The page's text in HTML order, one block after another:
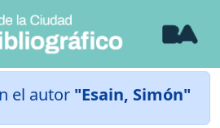
el autor "Esain, Simón"